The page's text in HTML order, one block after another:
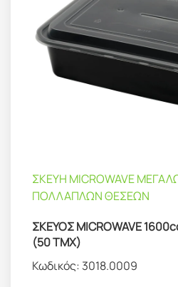
ΣΚΕΥΗ MICROWAVE
ΠΟΛΛΑΠΛΩΝ ΘΕΣΕΩΝ
ΣΚΕΥΟΣ MICROWAVE
(50 ΤΜΧ)
Κωδικός: 3018.0009